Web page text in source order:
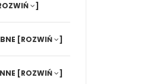
]
[ROZWIŃ ]
[ROZWIŃ ]